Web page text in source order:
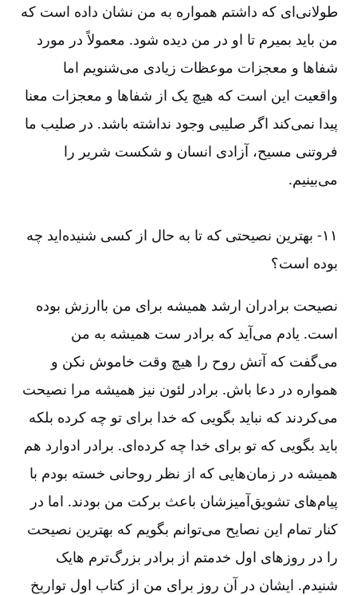
طولانی‌‌ای که داشتم همواره به من نشان داده است که
من باید بمیرم تا او در من دیده شود. معمولاً در مورد
شفاها و معجزات موعظات زیادی می‌‌‌‌شنویم اما
واقعیت این است که هیچ یک از شفاها و معجزات معنا
پیدا نمی‌‌کند اگر صلیبی وجود نداشته باشد. در صلیب ما
فروتنی مسیح، آزادی انسان و شکست شریر را
می‌‌بینیم.
۱۱-‏‏‏‏ بهترین نصیحتی که تا به حال از کسی شنیده‌‌اید چه
بوده است؟
نصیحت برادران ارشد همیشه برای من باارزش بوده
است. یادم می‌‌آید که برادر ست همیشه به من
می‌‌گفت که آتش روح را هیچ وقت خاموش نکن و
همواره در دعا باش. برادر لئون نیز همیشه مرا نصیحت
می‌‌کردند که نباید بگویی که خدا برای تو چه کرده بلکه
باید بگویی که تو برای خدا چه کرده‌‌ای. برادر ادوارد هم
همیشه در زمان‌‌هایی که از نظر روحانی خسته بودم با
پیام‌‌های تشویق‌‌آمیزشان باعث برکت من بودند. اما در
کنار تمام این نصایح می‌‌توانم بگویم که بهترین نصیحت
را در روزهای اول خدمتم از برادر بزرگ‌‌ترم هایک
شنیدم. ایشان در آن روز برای من از کتاب اول تواریخ